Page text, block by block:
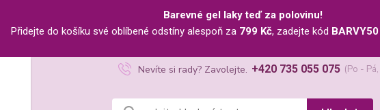
Barevné gel laky teď za polovinu!
Přidejte do košíku své oblíbené odstíny alespoň za 799 Kč, zadejte kód BARVY50
Nevíte si rady? Zavolejte. +420 735 055 075 (Po -